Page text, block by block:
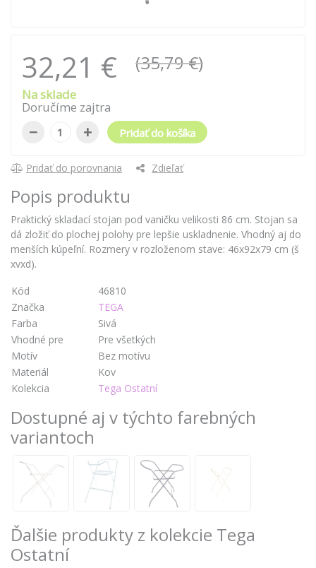
32,21 € (35,79 €)
Na sklade
Doručíme zajtra
− + Pridať do košíka
Pridať do porovnania Zdieľať
Popis produktu
Praktický skladací stojan pod vaničku velikosti 86 cm. Stojan sa
dá zložiť do plochej polohy pre lepšie uskladnenie. Vhodný aj do
menších kúpeľní. Rozmery v rozloženom stave: 46x92x79 cm (š
xvxd).
Kód
46810
Značka
TEGA
Farba
Sivá
Vhodné pre
Pre všetkých
Motív
Bez motívu
Materiál
Kov
Kolekcia
Tega Ostatní
Dostupné aj v týchto farebných
variantoch
Ďalšie produkty z kolekcie Tega
Ostatní